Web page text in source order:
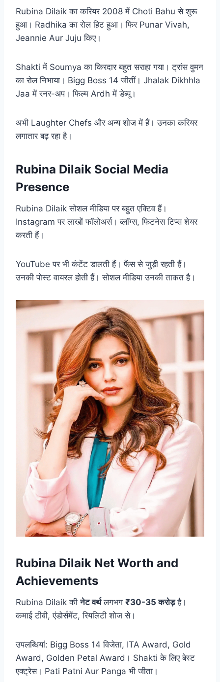
Rubina Dilaik का करियर 2008 में Choti Bahu से शुरू
हुआ। Radhika का रोल हिट हुआ। फिर Punar Vivah,
Jeannie Aur Juju किए।
Shakti में Soumya का किरदार बहुत सराहा गया। ट्रांस वुमन
का रोल निभाया। Bigg Boss 14 जीतीं। Jhalak Dikhhla
Jaa में रनर-अप। फिल्म Ardh में डेब्यू।
अभी Laughter Chefs और अन्य शोज में हैं। उनका करियर
लगातार बढ़ रहा है।
Rubina Dilaik Social Media
Presence
Rubina Dilaik सोशल मीडिया पर बहुत एक्टिव हैं।
Instagram पर लाखों फॉलोअर्स। व्लॉग्स, फिटनेस टिप्स शेयर
करती हैं।
YouTube पर भी कंटेंट डालती हैं। फैंस से जुड़ी रहती हैं।
उनकी पोस्ट वायरल होती हैं। सोशल मीडिया उनकी ताकत है।
Rubina Dilaik Net Worth and
Achievements
Rubina Dilaik कीनेट वर्थलगभग ₹30-35 करोड़है।
कमाई टीवी, एंडोर्समेंट, रियलिटी शोज से।
उपलब्धियां: Bigg Boss 14 विजेता, ITA Award, Gold
Award, Golden Petal Award। Shakti के लिए बेस्ट
एक्ट्रेस। Pati Patni Aur Panga भी जीता।